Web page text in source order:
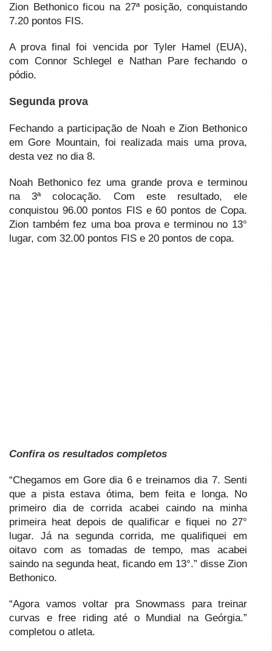
Zion Bethonico ficou na 27ª posição, conquistando
7.20 pontos FIS.
A prova final foi vencida por Tyler Hamel (EUA),
com Connor Schlegel e Nathan Pare fechando o
pódio.
Segunda prova
Fechando a participação de Noah e Zion Bethonico
em Gore Mountain, foi realizada mais uma prova,
desta vez no dia 8.
Noah Bethonico fez uma grande prova e terminou
na 3ª colocação. Com este resultado, ele
conquistou 96.00 pontos FIS e 60 pontos de Copa.
Zion também fez uma boa prova e terminou no 13°
lugar, com 32.00 pontos FIS e 20 pontos de copa.
Confira os resultados completos
“Chegamos em Gore dia 6 e treinamos dia 7. Senti
que a pista estava ótima, bem feita e longa. No
primeiro dia de corrida acabei caindo na minha
primeira heat depois de qualificar e fiquei no 27°
lugar. Já na segunda corrida, me qualifiquei em
oitavo com as tomadas de tempo, mas acabei
saindo na segunda heat, ficando em 13°.” disse Zion
Bethonico.
“Agora vamos voltar pra Snowmass para treinar
curvas e free riding até o Mundial na Geórgia.”
completou o atleta.